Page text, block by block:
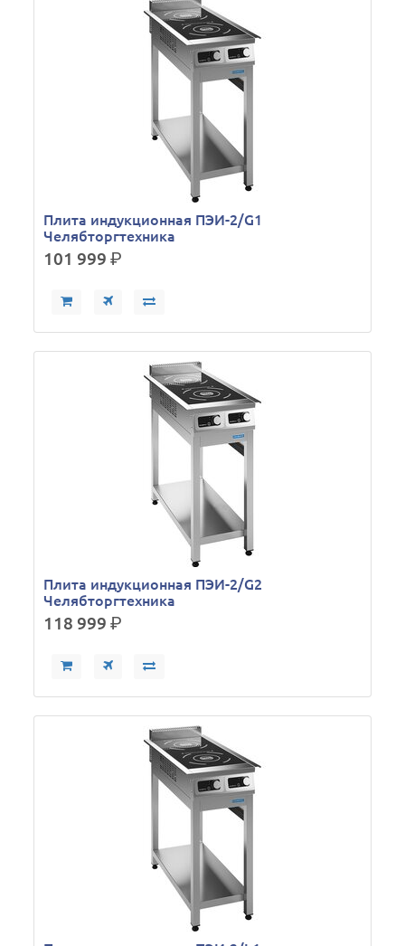
Плита индукционная ПЭИ-2/G1
Челябторгтехника
101 999р.
Плита индукционная ПЭИ-2/G2
Челябторгтехника
118 999р.